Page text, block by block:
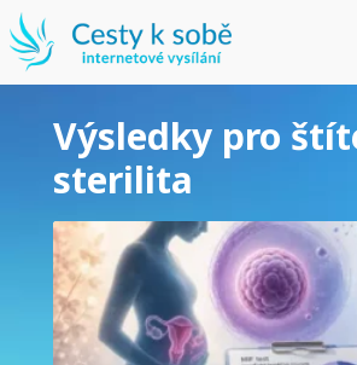
Výsledky pro
sterilita